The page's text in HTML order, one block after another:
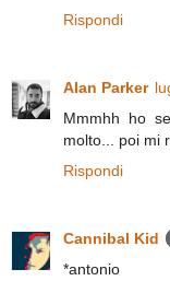
Rispondi
Alan Parker
Mmmhh ho
molto... poi mi
Rispondi
Cannibal Kid
*antonio